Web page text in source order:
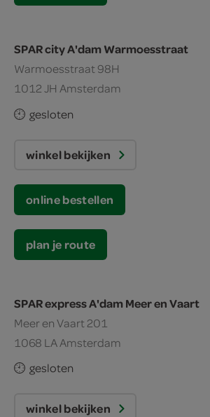
SPAR city A'dam Warmoesstraat
Warmoesstraat 98H
1012 JH Amsterdam
gesloten
winkel bekijken
online bestellen
plan je route
SPAR express A'dam Meer en Vaart
Meer en Vaart 201
1068 LA Amsterdam
gesloten
winkel bekijken